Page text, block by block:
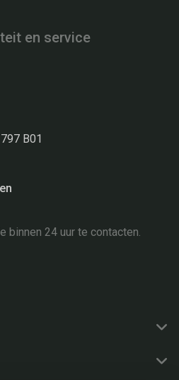
en service
B01
binnen 24 uur te contacten.